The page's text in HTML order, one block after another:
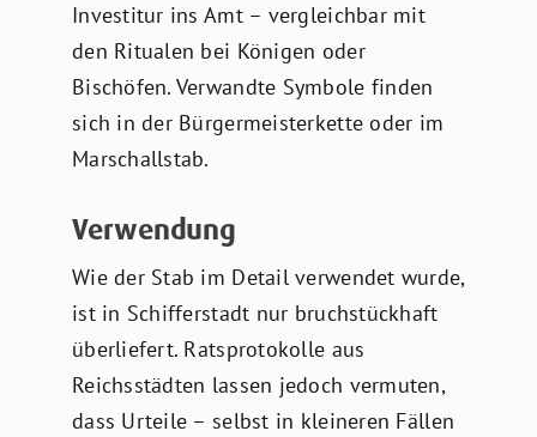
Investitur ins Amt – vergleichbar mit
den Ritualen bei Königen oder
Bischöfen. Verwandte Symbole finden
sich in der Bürgermeisterkette oder im
Marschallstab.
Verwendung
Wie der Stab im Detail verwendet wurde,
ist in Schifferstadt nur bruchstückhaft
überliefert. Ratsprotokolle aus
Reichsstädten lassen jedoch vermuten,
dass Urteile – selbst in kleineren Fällen